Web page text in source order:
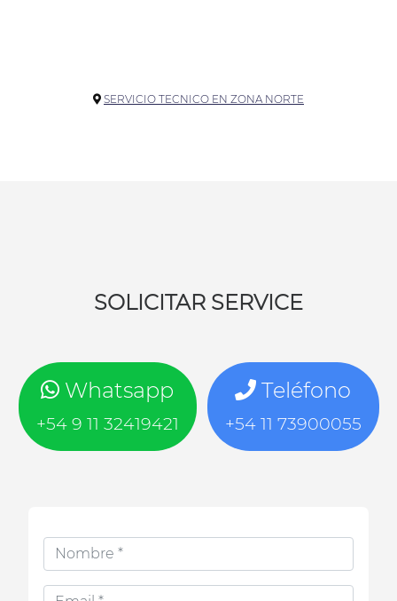
SERVICIO TECNICO EN ZONA NORTE
SOLICITAR SERVICE
Whatsapp
+54 9 11 32419421
Teléfono
+54 11 73900055